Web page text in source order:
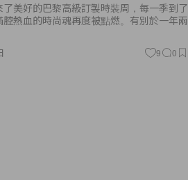
美好的巴黎高級訂製時裝周，每一季到了
熱血的時尚魂再度被點燃。有別於一年兩
9 0